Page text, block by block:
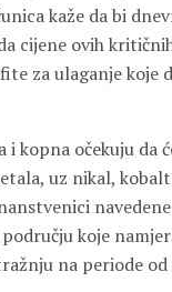
kaže da bi
cijene ovih
za ulaganje koje
kopna očekuju da
uz nikal,
koje
na periode